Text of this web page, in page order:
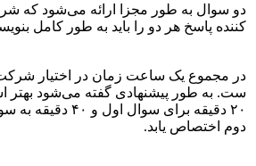
دو سوال به طور مجزا ارائه می‌شود که
کننده پاسخ هر دو را باید به طور کامل
در مجموع یک ساعت زمان در اختیار
ست. به طور پیشنهادی گفته می‌شود بهتر
۲۰ دقیقه برای سوال اول و ۴۰
دوم اختصاص یابد.